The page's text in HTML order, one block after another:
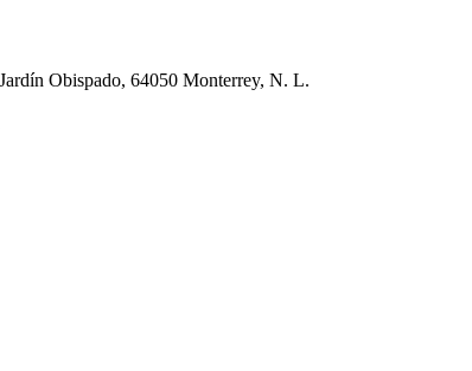
Obispado, 64050 Monterrey, N. L.